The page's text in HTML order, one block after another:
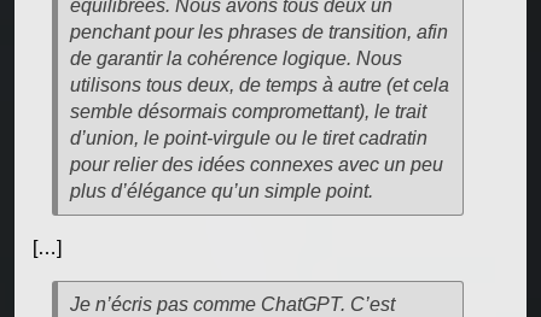
équilibrées. Nous avons tous deux un
penchant pour les phrases de transition, afin
de garantir la cohérence logique. Nous
utilisons tous deux, de temps à autre (et cela
semble désormais compromettant), le trait
d’union, le point-virgule ou le tiret cadratin
pour relier des idées connexes avec un peu
plus d’élégance qu’un simple point.
[…]
Je n’écris pas comme ChatGPT. C’est